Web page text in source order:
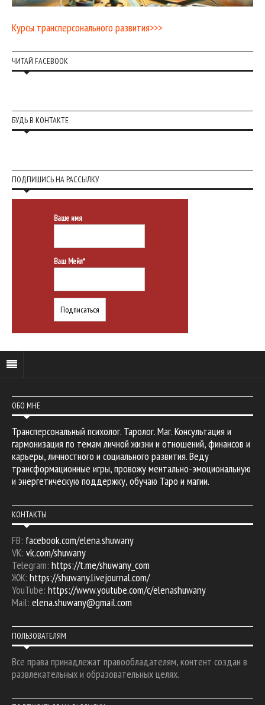
Курсы трансперсонального развития>>>
ЧИТАЙ FACEBOOK
БУДЬ В КОНТАКТЕ
ПОДПИШИСЬ НА РАССЫЛКУ
Ваше имя
Ваш Мейл*
ОБО МНЕ
Трансперсональный психолог. Таролог. Маг. Консультация и
гармонизация по темам личной жизни и отношений, финансов и
карьеры, личностного и социального развития. Веду
трансформационные игры, провожу ментально-эмоциональную
и энергетическую поддержку, обучаю Таро и магии.
КОНТАКТЫ
FB: facebook.com/elena.shuwany
VK: vk.com/shuwany
Telegram: https://t.me/shuwany_com
ЖЖ: https://shuwany.livejournal.com/
YouTube: https://www.youtube.com/c/elenashuwany
Mail: elena.shuwany@gmail.com
ПОЛЬЗОВАТЕЛЯМ
Все права принадлежат правообладателям, контент создан в
развлекательных и образовательных целях.